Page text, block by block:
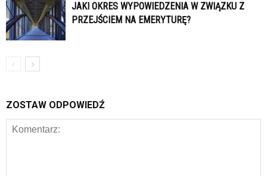
JAKI OKRES WYPOWIEDZENIA W ZWIĄZKU Z
PRZEJŚCIEM NA EMERYTURĘ?
ZOSTAW ODPOWIEDŹ